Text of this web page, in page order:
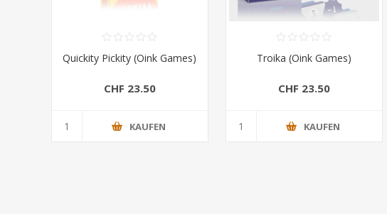
Quickity Pickity (Oink Games)
CHF 23.50
KAUFEN
Troika (Oink Games)
CHF 23.50
KAUFEN